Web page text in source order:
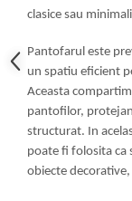
clasice sau
Pantofarul este
un spatiu eficient
Aceasta
pantofilor,
structurat. In
poate fi folosita
obiecte decorative,